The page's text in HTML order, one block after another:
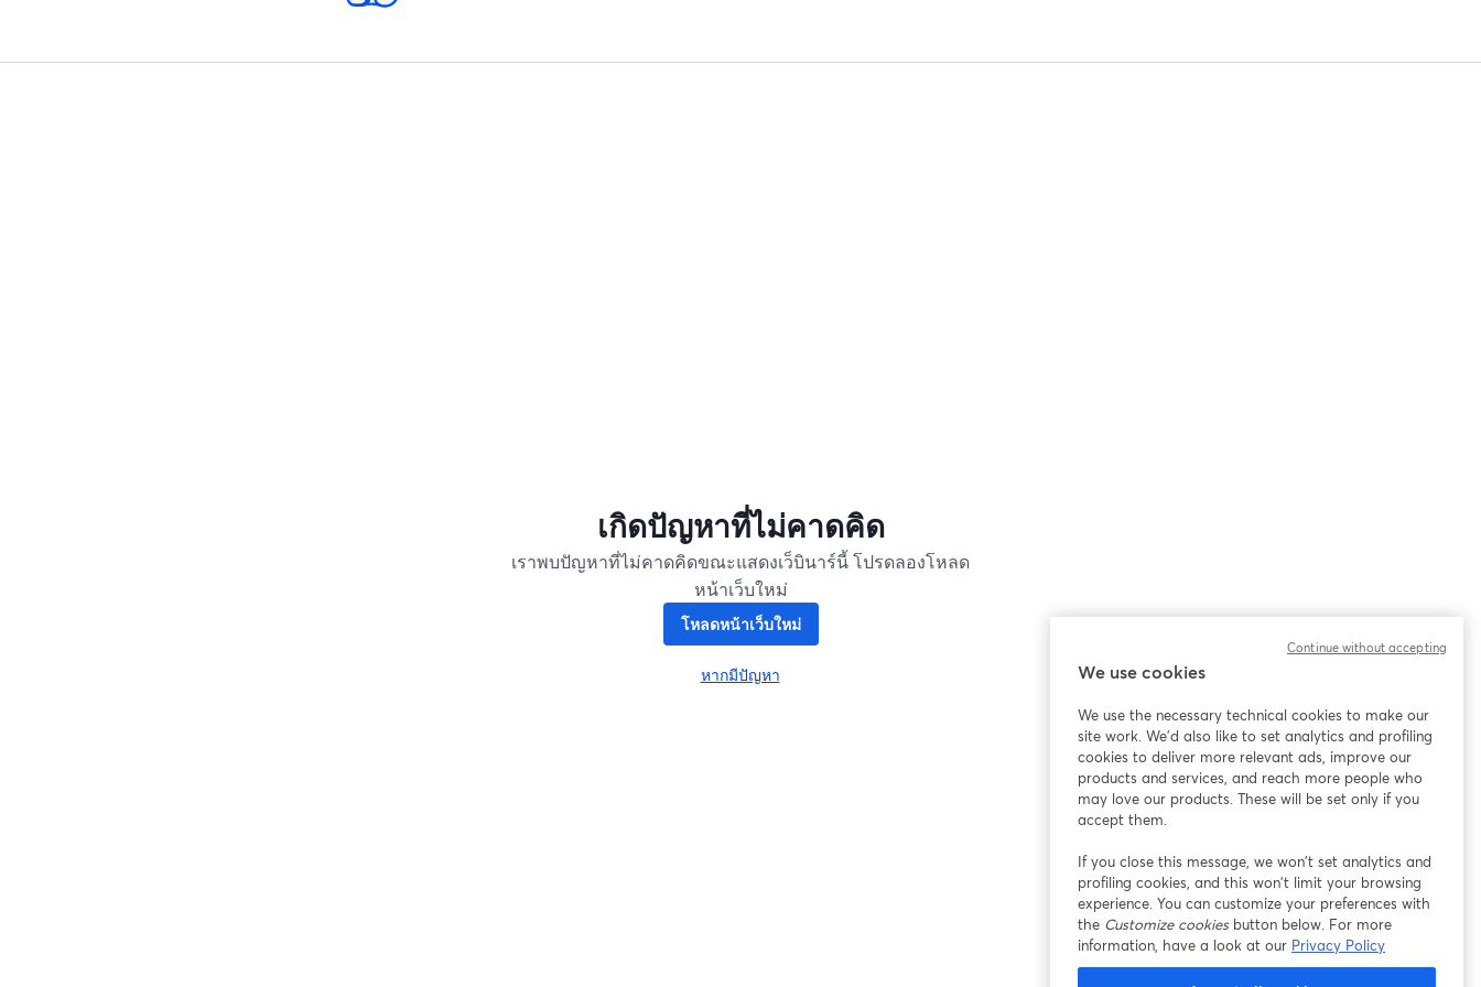
เกิดปัญหาที่ไม่คาดคิด
เราพบปัญหาที่ไม่คาดคิดขณะแสดงเว็บินาร์นี้ โปรดลองโหลด
หน้าเว็บใหม่
โหลดหน้าเว็บใหม่
หากมีปัญหา
เปิดในแท็บใหม่
We use cookies
We use the necessary technical cookies to make our
site work. We'd also like to set analytics and profiling
cookies to deliver more relevant ads, improve our
products and services, and reach more people who
may love our products. These will be set only if you
accept them.
If you close this message, we won’t set analytics and
profiling cookies, and this won’t limit your browsing
experience. You can customize your preferences with
the Customize cookiesbutton below. For more
information, have a look at our Privacy Policy
Continue without accepting